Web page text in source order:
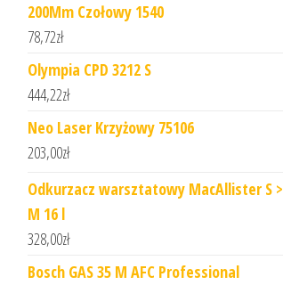
200Mm Czołowy 1540
78,72zł
Olympia CPD 3212 S
444,22zł
Neo Laser Krzyżowy 75106
203,00zł
Odkurzacz warsztatowy MacAllister S >
M 16 l
328,00zł
Bosch GAS 35 M AFC Professional